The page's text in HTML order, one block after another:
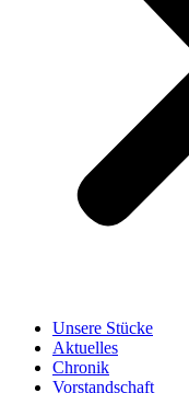
Unsere Stücke
Aktuelles
Chronik
Vorstandschaft